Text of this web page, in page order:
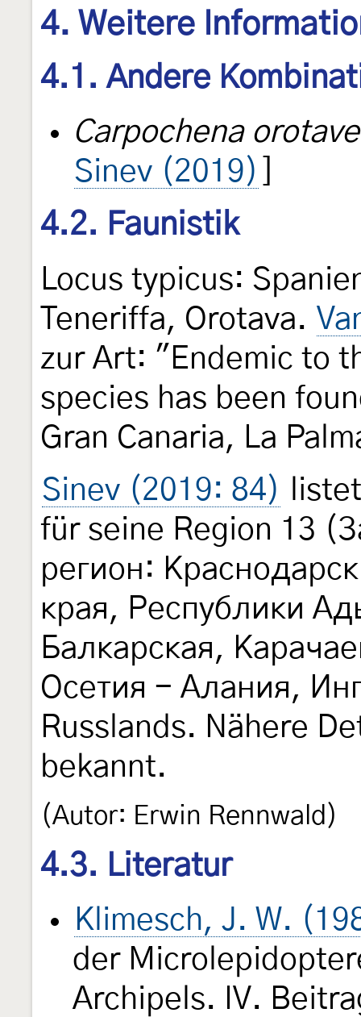
4. Weitere
4.1. Andere
Carpochena
Sinev (2019)
4.2. Faunistik
Locus typicus:
Teneriffa, Orotava.
zur Art: "Endemic to
species has been
Gran Canaria, La
Sinev (2019: 84)
für seine Region 13
регион:
края, Республики
Балкарская,
Осетия - Алания,
Russlands. Nähere
bekannt.
(Autor: Erwin Rennwald)
4.3. Literatur
Klimesch, J. W.
der
Archipels. IV.